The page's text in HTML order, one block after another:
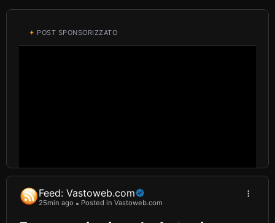
✦ POST SPONSORIZZATO
Feed: Vastoweb.com
25min ago Posted in Vastoweb.com